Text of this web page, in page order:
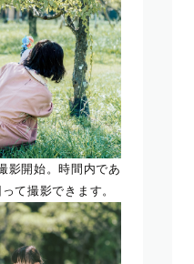
影開始。時間内であ
て撮影できます。